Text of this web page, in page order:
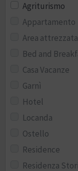
Agriturismo
Appartamento
Area attrezzata
Bed and
Casa Vacanze
Garnì
Hotel
Locanda
Ostello
Residence
Residenza